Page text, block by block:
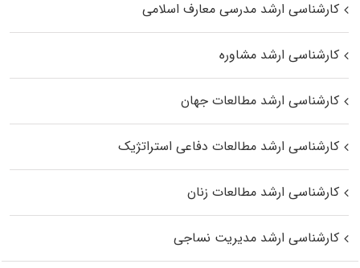
کارشناسی ارشد مدرسی معارف اسلامی
کارشناسی ارشد مشاوره
کارشناسی ارشد مطالعات جهان
کارشناسی ارشد مطالعات دفاعی استراتژیک
کارشناسی ارشد مطالعات زنان
کارشناسی ارشد مدیریت نساجی